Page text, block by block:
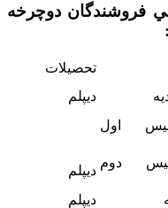
فروشندگان دوچرخه
تحصیلات
دیپلم
اول
دوم
دیپلم
دیپلم